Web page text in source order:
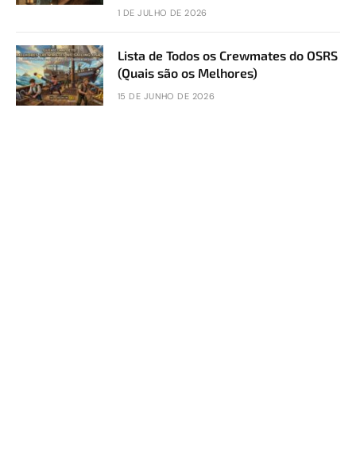
1 DE JULHO DE 2026
Lista de Todos os Crewmates do OSRS
(Quais são os Melhores)
15 DE JUNHO DE 2026